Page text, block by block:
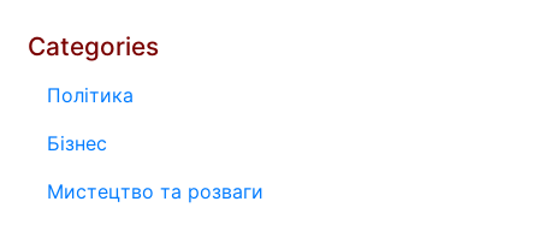
Categories
Політика
Бізнес
Мистецтво та розваги